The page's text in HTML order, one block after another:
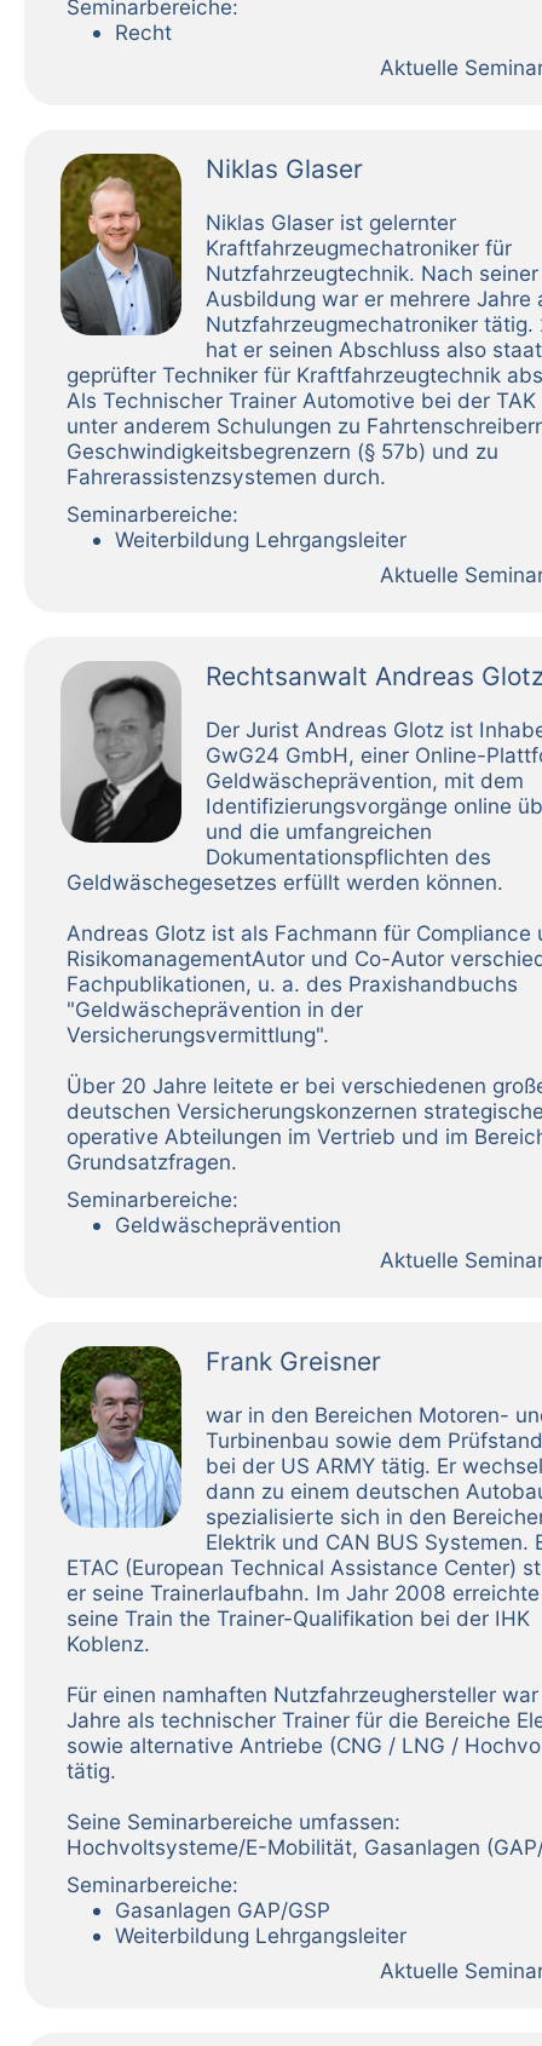
Seminarbereiche:
Recht
Aktuelle
Niklas Glaser
Niklas Glaser ist gelernter
Kraftfahrzeugmechatroniker für
Nutzfahrzeugtechnik. Nach seiner
Ausbildung war er mehrere Jahre
Nutzfahrzeugmechatroniker tätig.
hat er seinen Abschluss also
geprüfter Techniker für Kraftfahrzeugtechnik
Als Technischer Trainer Automotive bei der
unter anderem Schulungen zu
Geschwindigkeitsbegrenzern (§ 57b) und zu
Fahrerassistenzsystemen durch.
Seminarbereiche:
Weiterbildung Lehrgangsleiter
Aktuelle
Rechtsanwalt Andreas
Der Jurist Andreas Glotz ist
GwG24 GmbH, einer Online-
Geldwäscheprävention, mit dem
Identifizierungsvorgänge online
und die umfangreichen
Dokumentationspflichten des
Geldwäschegesetzes erfüllt werden können.
Andreas Glotz ist als Fachmann für Compliance
RisikomanagementAutor und Co-Autor
Fachpublikationen, u. a. des Praxishandbuchs
"Geldwäscheprävention in der
Versicherungsvermittlung".
Über 20 Jahre leitete er bei verschiedenen
deutschen Versicherungskonzernen
operative Abteilungen im Vertrieb und im
Grundsatzfragen.
Seminarbereiche:
Geldwäscheprävention
Aktuelle
Frank Greisner
war in den Bereichen Motoren-
Turbinenbau sowie dem
bei der US ARMY tätig. Er
dann zu einem deutschen
spezialisierte sich in den
Elektrik und CAN BUS Systemen.
ETAC (European Technical Assistance Center)
er seine Trainerlaufbahn. Im Jahr 2008
seine Train the Trainer-Qualifikation bei der IHK
Koblenz.
Für einen namhaften Nutzfahrzeughersteller
Jahre als technischer Trainer für die Bereiche
sowie alternative Antriebe (CNG / LNG /
tätig.
Seine Seminarbereiche umfassen:
Hochvoltsysteme/E-Mobilität, Gasanlagen
Seminarbereiche:
Gasanlagen GAP/GSP
Weiterbildung Lehrgangsleiter
Aktuelle